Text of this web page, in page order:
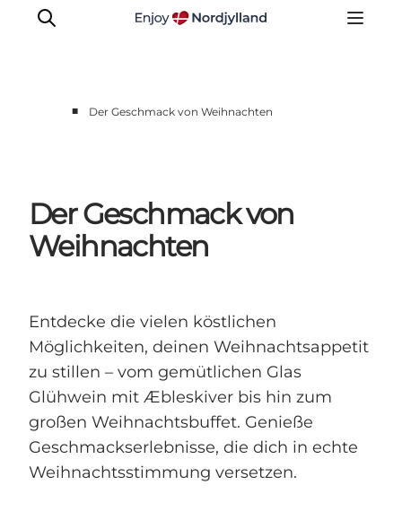
Destinationen
Guides
Veranstaltungen
■ Der Geschmack von Weihnachten
Der Geschmack von
Weihnachten
Entdecke die vielen köstlichen
Möglichkeiten, deinen Weihnachtsappetit
zu stillen – vom gemütlichen Glas
Glühwein mit Æbleskiver bis hin zum
großen Weihnachtsbuffet. Genieße
Geschmackserlebnisse, die dich in echte
Weihnachtsstimmung versetzen.